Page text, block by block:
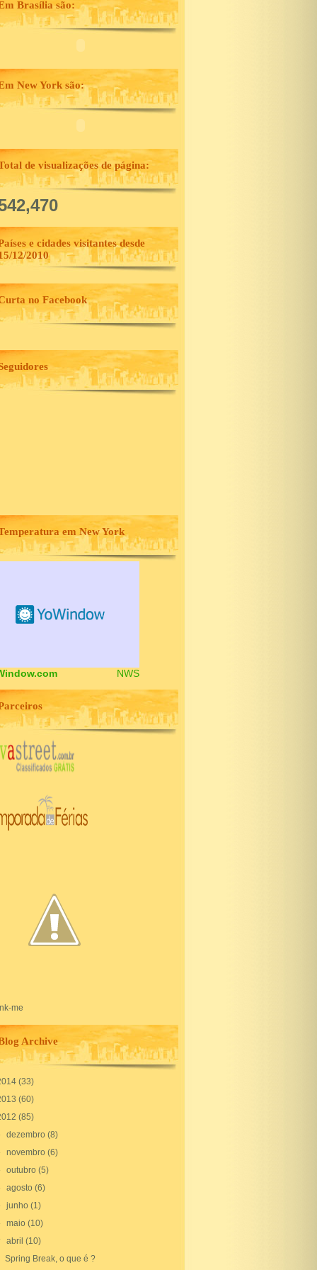
Brasília são:
New York são:
de visualizações de página:
e cidades visitantes desde
12/2010
no Facebook
em New York
NWS
Archive
(33)
(60)
(85)
dezembro(8)
novembro(6)
outubro(5)
agosto(6)
junho(1)
maio(10)
abril(10)
Spring Break, o que é ?